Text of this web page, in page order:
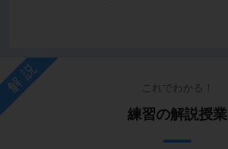
解説 これでわかる！
練習の解説授業